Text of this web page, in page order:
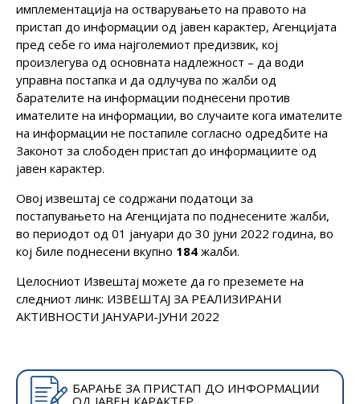
имплементација на остварувањето на правото на
пристап до информации од јавен карактер, Агенцијата
пред себе го има најголемиот предизвик, кој
произлегува од основната надлежност – да води
управна постапка и да одлучува по жалби од
барателите на информации поднесени против
имателите на информации, во случаите кога имателите
на информации не постапиле согласно одредбите на
Законот за слободен пристап до информациите од
јавен карактер.
Овој извештај се содржани податоци за
постапувањето на Агенцијата по поднесените жалби,
во периодот од 01 јануари до 30 јуни 2022 година, во
кој биле поднесени вкупно 184 жалби.
Целосниот Извештај можете да го преземете на
следниот линк: ИЗВЕШТАЈ ЗА РЕАЛИЗИРАНИ
АКТИВНОСТИ ЈАНУАРИ-ЈУНИ 2022
БАРАЊЕ ЗА ПРИСТАП ДО ИНФОРМАЦИИ
ОД ЈАВЕН КАРАКТЕР